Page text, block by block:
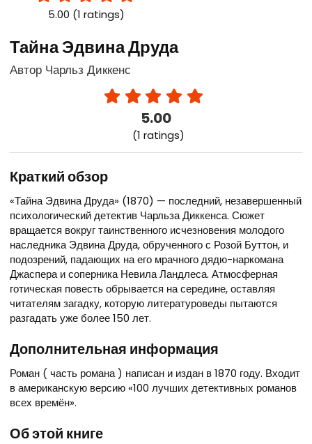
5.00 (1 ratings)
Тайна Эдвина Друда
Автор Чарльз Диккенс
5.00
(1 ratings)
Краткий обзор
«Тайна Эдвина Друда» (1870) — последний, незавершенный
психологический детектив Чарльза Диккенса. Сюжет
вращается вокруг таинственного исчезновения молодого
наследника Эдвина Друда, обрученного с Розой Буттон, и
подозрений, падающих на его мрачного дядю-наркомана
Джаспера и соперника Невила Ландлеса. Атмосферная
готическая повесть обрывается на середине, оставляя
читателям загадку, которую литературоведы пытаются
разгадать уже более 150 лет.
Дополнительная информация
Роман ( часть романа ) написан и издан в 1870 году. Входит
в американскую версию «100 лучших детективных романов
всех времён».
Об этой книге